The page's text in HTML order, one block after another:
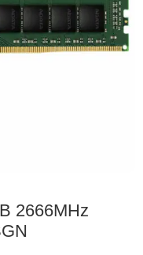
2666MHz